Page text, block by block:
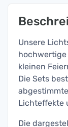
Unsere
hochwertige
kleinen
Die Sets
Lichteffekte
Die